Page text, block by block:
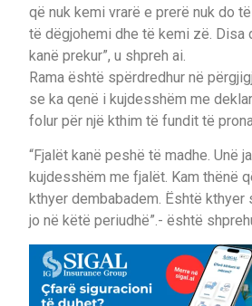
që nuk kemi vrarë e prerë nuk do
të dëgjohemi dhe të kemi zë. Disa
kanë prekur”, u shpreh ai.
Rama është spërdredhur në
se ka qenë i kujdesshëm me
folur për një kthim të fundit të
“Fjalët kanë peshë të madhe. Unë
kujdesshëm me fjalët. Kam thënë
kthyer dembabadem. Është kthyer
jo në këtë periudhë”.- është